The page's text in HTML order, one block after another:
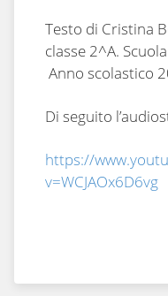
Testo di Cristina
classe 2^A.
Anno scolastico
Di seguito
https://
v=WCJAOx6D6vg